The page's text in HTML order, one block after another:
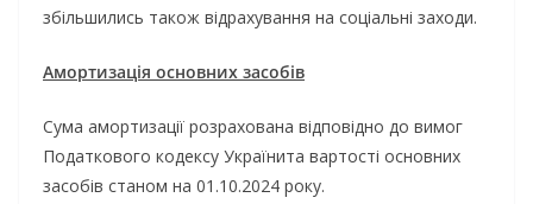
збільшились також відрахування на соціальні заходи.
Амортизація основних засобів
Сума амортизації розрахована відповідно до вимог
Податкового кодексу Українита вартості основних
засобів станом на 01.10.2024 року.